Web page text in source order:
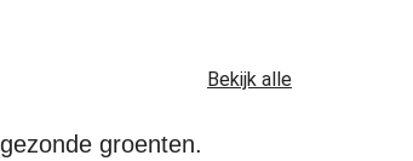
Bekijk alle
groenten.